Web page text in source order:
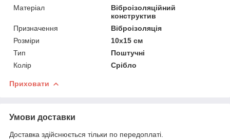
Матеріал
Віброізоляційний
конструктив
Призначення
Віброізоляція
Розміри
10х15 см
Тип
Поштучні
Колір
Срібло
Приховати
Умови доставки
Доставка здійснюється тільки по передоплаті.